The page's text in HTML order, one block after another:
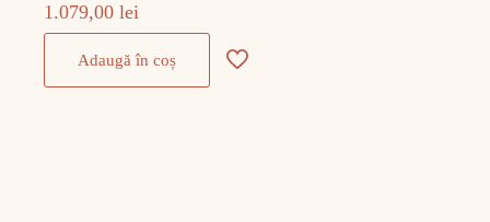
1.079,00lei
Adaugă în coș